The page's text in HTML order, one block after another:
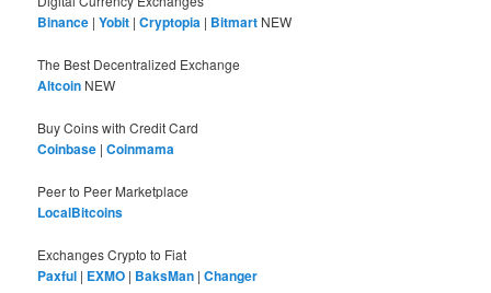
Binance |Yobit |Cryptopia | Bitmart NEW
The Best Decentralized Exchange
Altcoin NEW
Buy Coins with Credit Card
Coinbase |Coinmama
Peer to Peer Marketplace
LocalBitcoins
Exchanges Crypto to Fiat
Paxful | EXMO | BaksMan |Changer